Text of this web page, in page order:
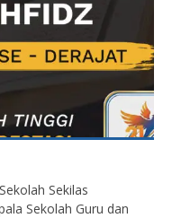
Sekilas
Sekolah Guru dan